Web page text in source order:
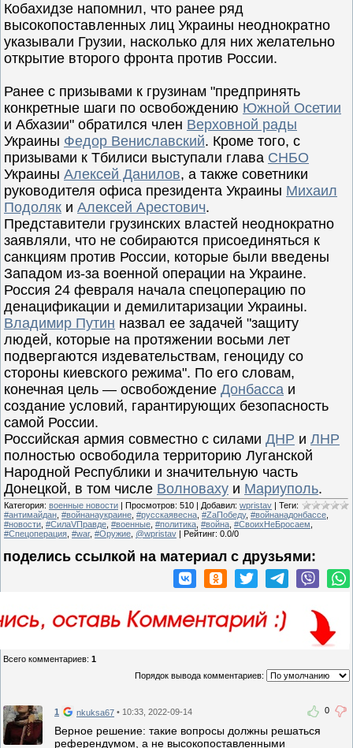
Кобахидзе напомнил, что ранее ряд
высокопоставленных лиц Украины неоднократно
указывали Грузии, насколько для них желательно
открытие второго фронта против России.
Ранее с призывами к грузинам "предпринять
конкретные шаги по освобождению Южной Осетии
и Абхазии" обратился член Верховной рады
Украины Федор Вениславский. Кроме того, с
призывами к Тбилиси выступали глава СНБО
Украины Алексей Данилов, а также советники
руководителя офиса президента Украины Михаил
Подоляк и Алексей Арестович.
Представители грузинских властей неоднократно
заявляли, что не собираются присоединяться к
санкциям против России, которые были введены
Западом из-за военной операции на Украине.
Россия 24 февраля начала спецоперацию по
денацификации и демилитаризации Украины.
Владимир Путин назвал ее задачей "защиту
людей, которые на протяжении восьми лет
подвергаются издевательствам, геноциду со
стороны киевского режима". По его словам,
конечная цель — освобождение Донбасса и
создание условий, гарантирующих безопасность
самой России.
Российская армия совместно с силами ДНР и ЛНР
полностью освободила территорию Луганской
Народной Республики и значительную часть
Донецкой, в том числе Волноваху и Мариуполь.
Категория: военные новости | Просмотров: 510 | Добавил: wpristav | Теги:
#антимайдан #войнанаукраине #русскаявесна #ZаПобеду, #войнанадонбассе
#новости #СилаVПравде #военные #политика #война #СвоихНеБросаем
#Спецоперация #war, #Оружие @wpristav | Рейтинг: 0.0/0
поделись ссылкой на материал c друзьями:
Всего комментариев: 1
Порядок вывода комментариев:
0
1 nkuksa67 • 10:33, 2022-09-14
Верное решение: такие вопросы должны решаться
референдумом, а не высокопоставленными